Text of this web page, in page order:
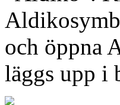
och öppna
läggs upp i